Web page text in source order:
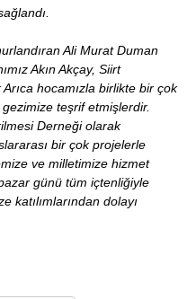
Ali Murat Duman
Akın Akçay, Siirt
hocamızla birlikte bir çok
teşrif etmişlerdir.
Derneği olarak
bir çok projelerle
ve milletimize hizmet
günü tüm içtenliğiyle
katılımlarından dolayı